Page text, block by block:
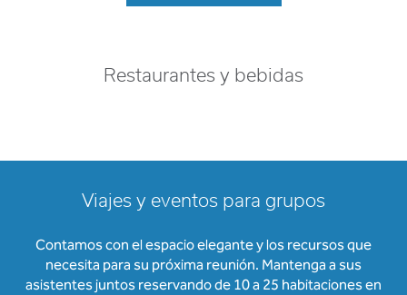
Restaurantes y bebidas
Viajes y eventos para grupos
Contamos con el espacio elegante y los recursos que
necesita para su próxima reunión. Mantenga a sus
asistentes juntos reservando de 10 a 25 habitaciones en